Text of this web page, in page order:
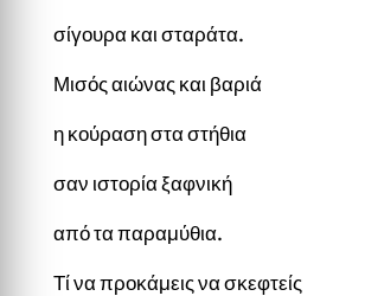
σίγουρα και σταράτα.
Μισός αιώνας και βαριά
η κούραση στα στήθια
σαν ιστορία ξαφνική
από τα παραμύθια.
Τί να προκάμεις να σκεφτείς